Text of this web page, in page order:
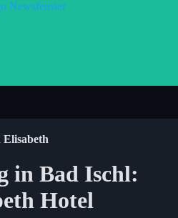
in Bad Ischl:
Hotel